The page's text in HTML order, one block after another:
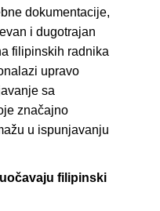
dokumentacije,
i dugotrajan
filipinskih radnika
upravo
sa
značajno
u ispunjavanju
filipinski